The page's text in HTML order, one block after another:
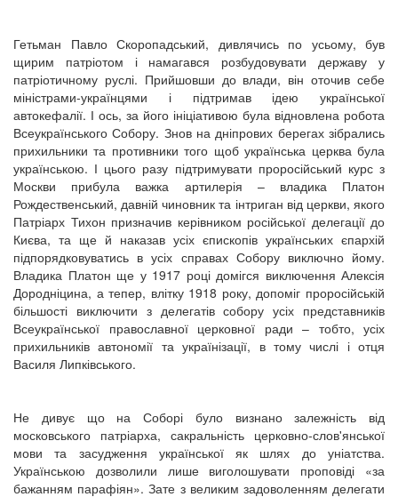
Гетьман Павло Скоропадський, дивлячись по усьому, був
щирим патріотом і намагався розбудовувати державу у
патріотичному руслі. Прийшовши до влади, він оточив себе
міністрами-українцями і підтримав ідею української
автокефалії. І ось, за його ініціативою була відновлена робота
Всеукраїнського Собору. Знов на дніпрових берегах зібрались
прихильники та противники того щоб українська церква була
українською. І цього разу підтримувати проросійський курс з
Москви прибула важка артилерія – владика Платон
Рождественський, давній чиновник та інтриган від церкви, якого
Патріарх Тихон призначив керівником російської делегації до
Києва, та ще й наказав усіх єпископів українських єпархій
підпорядковуватись в усіх справах Собору виключно йому.
Владика Платон ще у 1917 році домігся виключення Алексія
Дородніцина, а тепер, влітку 1918 року, допоміг проросійській
більшості виключити з делегатів собору усіх представників
Всеукраїнської православної церковної ради – тобто, усіх
прихильників автономії та українізації, в тому числі і отця
Василя Липківського.
Не дивує що на Соборі було визнано залежність від
московського патріарха, сакральність церковно-слов'янської
мови та засудження української як шлях до уніатства.
Українською дозволили лише виголошувати проповіді «за
бажанням парафіян». Зате з великим задоволенням делегати